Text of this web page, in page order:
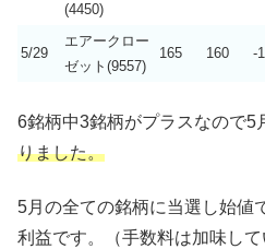
(4450)
5/29
エアークロー
ゼット(9557)
165 160 -1
6銘柄中3銘柄がプラスなので5
りました。
5月 の全ての銘柄に当選し始値
利益です。（手数料は加味して